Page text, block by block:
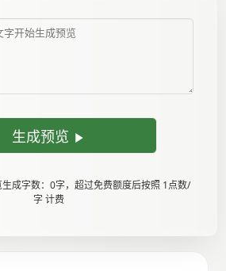
生成预览
成字数：0字，超过免费额度后按照 1点数/
字 计费